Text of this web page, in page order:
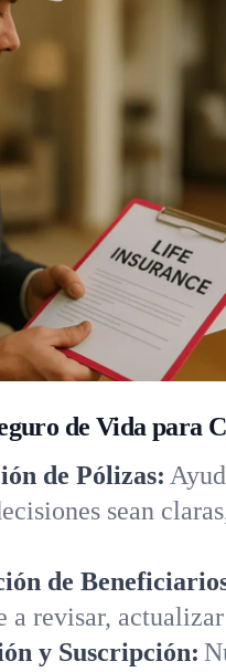
de Vida para
de Pólizas:
sean
de
a revisar,
y Suscripción: